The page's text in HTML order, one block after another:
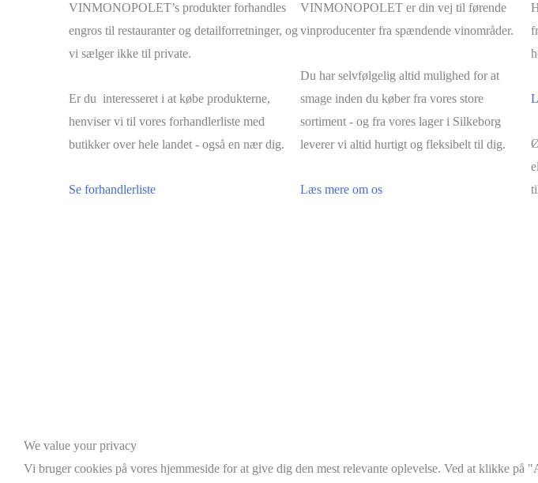
VINMONOPOLET’s produkter forhandles
engros til restauranter og detailforretninger, og
vi sælger ikke til private.
Er du interesseret i at købe produkterne,
henviser vi til vores forhandlerliste med
butikker over hele landet - også en nær dig.
Se forhandlerliste
VINMONOPOLET er din vej til førende
vinproducenter fra spændende vinområder.
Du har selvfølgelig altid mulighed for at
smage inden du køber fra vores store
sortiment - og fra vores lager i Silkeborg
leverer vi altid hurtigt og fleksibelt til dig.
Læs mere om os
We value your privacy
Vi bruger cookies på vores hjemmeside for at give dig den mest relevante oplevelse. Ved at klikke